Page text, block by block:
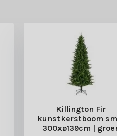
Killington Fir
kunstkerstboom
300xø139cm |